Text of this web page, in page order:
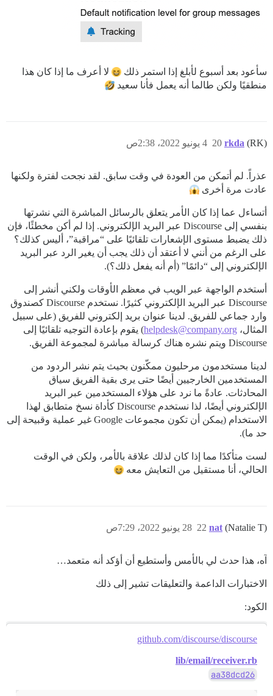
سأعود بعد أسبوع لأبلغ إذا استمر ذلك
لا أعرف ما إذا كان هذا
منطقيًا ولكن طالما أنه يعمل فأنا سعيد
rkda (RK) 4 يونيو 2022، 2:38ص 20
عذراً. لم أتمكن من العودة في وقت سابق. لقد نجحت لفترة ولكنها
عادت مرة أخرى
أتساءل عما إذا كان الأمر يتعلق بالرسائل المباشرة التي نشرتها
بنفسي إلى Discourse عبر البريد الإلكتروني. إذا لم أكن مخطئًا، فإن
ذلك يضبط مستوى الإشعارات تلقائيًا على “مراقبة”، أليس كذلك؟
على الرغم من أنني لا أعتقد أن ذلك يجب أن يغير الرد عبر البريد
الإلكتروني إلى “دائمًا” (أم أنه يفعل ذلك؟).
أستخدم الواجهة عبر الويب في معظم الأوقات ولكني أنشر إلى
Discourse عبر البريد الإلكتروني كثيرًا. نستخدم Discourse كصندوق
وارد جماعي للفريق. لدينا عنوان بريد إلكتروني للفريق (على سبيل
المثال، helpdesk@company.org) يقوم بإعادة التوجيه تلقائيًا إلى
Discourse ويتم نشره هناك كرسالة مباشرة لمجموعة الفريق.
لدينا مستخدمون مرحليون ممكّنون بحيث يتم نشر الردود من
المستخدمين الخارجيين أيضًا حتى يرى بقية الفريق سياق
المحادثات. عادةً ما نرد على هؤلاء المستخدمين عبر البريد
الإلكتروني أيضًا، لذا نستخدم Discourse كأداة نسخ متطابق لهذا
الاستخدام (يمكن أن تكون مجموعات Google غير عملية وقبيحة إلى
حد ما).
لست متأكدًا مما إذا كان لذلك علاقة بالأمر، ولكن في الوقت
الحالي، أنا مستقيل من التعايش معه
nat (Natalie T) 28 يونيو 2022، 7:29ص 22
آه، هذا حدث لي بالأمس وأستطيع أن أؤكد أنه متعمد…
الاختبارات الداعمة والتعليقات تشير إلى ذلك
الكود:
github.com/discourse/discourse
lib/email/receiver.rb
aa38dcd26